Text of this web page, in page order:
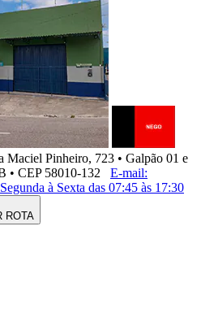
Maciel Pinheiro, 723 • Galpão 01 e
• CEP 58010-132
E-mail:
à Sexta das 07:45 às 17:30
ROTA